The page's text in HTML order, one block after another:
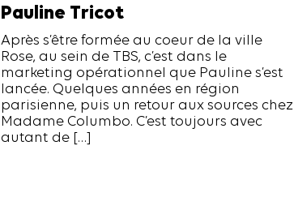
Pauline Tricot
Après s’être formée au coeur de la ville
Rose, au sein de TBS, c’est dans le
marketing opérationnel que Pauline s’est
lancée. Quelques années en région
parisienne, puis un retour aux sources chez
Madame Columbo. C’est toujours avec
autant de […]